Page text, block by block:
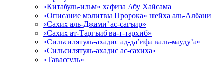
«Китабуль-ильм» хафиза Абу Хайсама
«Описание молитвы Пророка» шейха аль-Албани
«Сахих аль-Джами’ ас-сагъир»
«Сахих ат-Таргъиб ва-т-тархиб»
«Сильсилятуль-ахадис ад-да’ифа валь-мауду’а»
«Сильсилятуль-ахадис ас-сахиха»
«Тавассуль»